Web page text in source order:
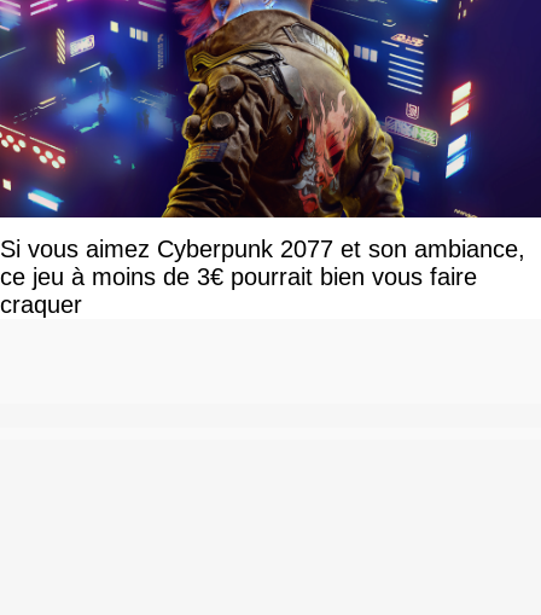
Si vous aimez Cyberpunk 2077 et son ambiance,
ce jeu à moins de 3€ pourrait bien vous faire
craquer